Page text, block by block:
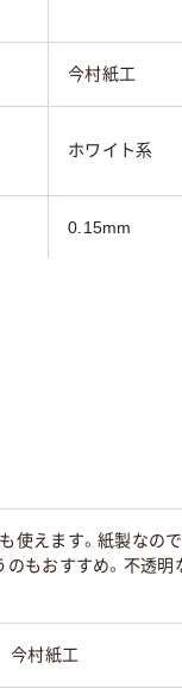
今村紙工
ホワイト系
0.15mm
ロハン
30枚
使えます。紙製なの
もおすすめ。不透明
今村紙工